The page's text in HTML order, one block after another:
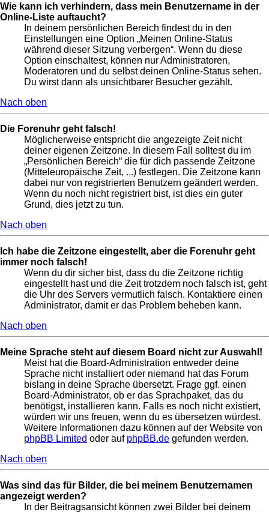
Wie kann ich verhindern, dass mein Benutzername in der
Online-Liste auftaucht?
In deinem persönlichen Bereich findest du in den
Einstellungen eine Option „Meinen Online-Status
während dieser Sitzung verbergen“. Wenn du diese
Option einschaltest, können nur Administratoren,
Moderatoren und du selbst deinen Online-Status sehen.
Du wirst dann als unsichtbarer Besucher gezählt.
Nach oben
Die Forenuhr geht falsch!
Möglicherweise entspricht die angezeigte Zeit nicht
deiner eigenen Zeitzone. In diesem Fall solltest du im
„Persönlichen Bereich“ die für dich passende Zeitzone
(Mitteleuropäische Zeit, ...) festlegen. Die Zeitzone kann
dabei nur von registrierten Benutzern geändert werden.
Wenn du noch nicht registriert bist, ist dies ein guter
Grund, dies jetzt zu tun.
Nach oben
Ich habe die Zeitzone eingestellt, aber die Forenuhr geht
immer noch falsch!
Wenn du dir sicher bist, dass du die Zeitzone richtig
eingestellt hast und die Zeit trotzdem noch falsch ist, geht
die Uhr des Servers vermutlich falsch. Kontaktiere einen
Administrator, damit er das Problem beheben kann.
Nach oben
Meine Sprache steht auf diesem Board nicht zur Auswahl!
Meist hat die Board-Administration entweder deine
Sprache nicht installiert oder niemand hat das Forum
bislang in deine Sprache übersetzt. Frage ggf. einen
Board-Administrator, ob er das Sprachpaket, das du
benötigst, installieren kann. Falls es noch nicht existiert,
würden wir uns freuen, wenn du es übersetzen würdest.
Weitere Informationen dazu können auf der Website von
phpBB Limited oder auf phpBB.de gefunden werden.
Nach oben
Was sind das für Bilder, die bei meinem Benutzernamen
angezeigt werden?
In der Beitragsansicht können zwei Bilder bei deinem